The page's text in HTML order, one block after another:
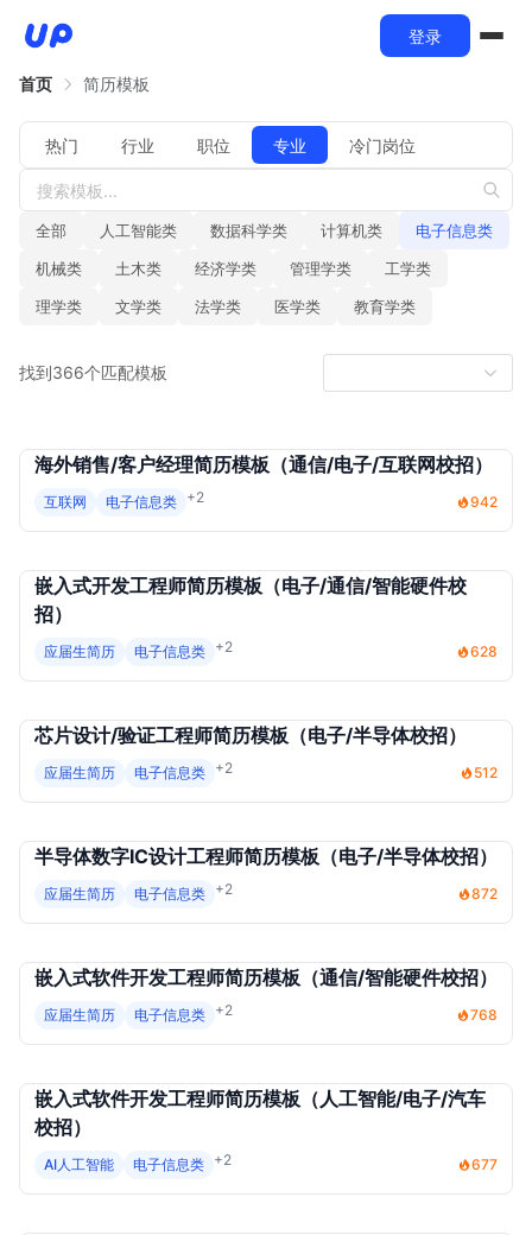
登录
首页 简历模板
热门 行业 职位 专业 冷门岗位
全部 人工智能类 数据科学类 计算机类
电子信息类
机械类
土木类 经济学类 管理学类
工学类
理学类
文学类 法学类 医学类 教育学类
找到366个匹配模板
海外销售/客户经理简历模板（通信/电子/互联网校招）
互联网 电子信息类 +2 942
嵌入式开发工程师简历模板（电子/通信/智能硬件校
招）
应届生简历 电子信息类 +2 628
芯片设计/验证工程师简历模板（电子/半导体校招）
应届生简历 电子信息类 +2 512
半导体数字IC设计工程师简历模板（电子/半导体校招）
应届生简历 电子信息类 +2 872
嵌入式软件开发工程师简历模板（通信/智能硬件校招）
应届生简历 电子信息类 +2 768
嵌入式软件开发工程师简历模板（人工智能/电子/汽车
校招）
AI人工智能 电子信息类 +2 677